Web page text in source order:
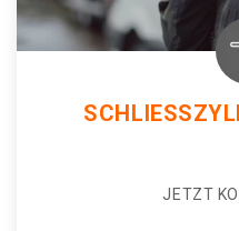
JETZT